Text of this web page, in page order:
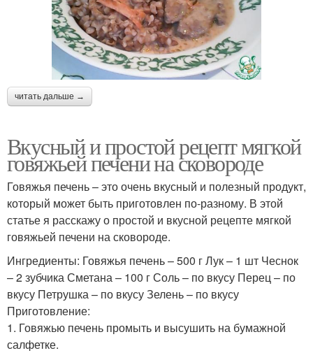
читать дальше →
Вкусный и простой рецепт мягкой
говяжьей печени на сковороде
Говяжья печень – это очень вкусный и полезный продукт,
который может быть приготовлен по-разному. В этой
статье я расскажу о простой и вкусной рецепте мягкой
говяжьей печени на сковороде.
Ингредиенты: Говяжья печень – 500 г Лук – 1 шт Чеснок
– 2 зубчика Сметана – 100 г Соль – по вкусу Перец – по
вкусу Петрушка – по вкусу Зелень – по вкусу
Приготовление:
1. Говяжью печень промыть и высушить на бумажной
салфетке.